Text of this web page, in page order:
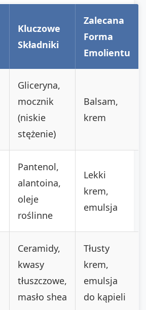
Kluczowe
Składniki
Zalecana
Forma
Emolientu
Gliceryna,
mocznik
(niskie
stężenie)
Balsam,
krem
Pantenol,
alantoina,
oleje
roślinne
Lekki
krem,
emulsja
Ceramidy,
kwasy
tłuszczowe,
masło shea
Tłusty
krem,
emulsja
do kąpieli